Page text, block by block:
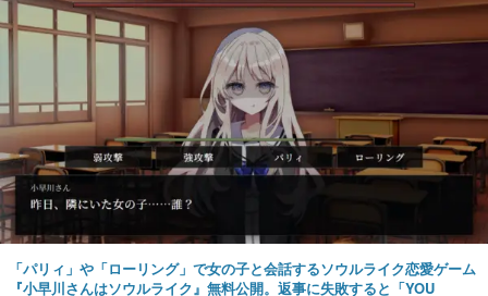
「パリィ」や「ローリング」で女の子と会話するソウルライク恋愛ゲーム
『小早川さんはソウルライク』無料公開。返事に失敗すると「YOU